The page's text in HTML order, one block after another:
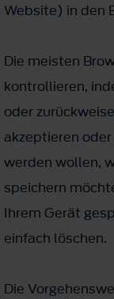
Website) in den
Die meisten
kontrollieren,
oder
akzeptieren
werden wollen,
speichern
Ihrem Gerät
einfach löschen.
Die